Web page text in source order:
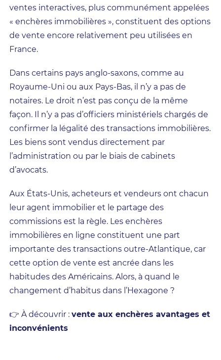
ventes interactives, plus communément appelées
« enchères immobilières », constituent des options
de vente encore relativement peu utilisées en
France.
Dans certains pays anglo-saxons, comme au
Royaume-Uni ou aux Pays-Bas, il n’y a pas de
notaires. Le droit n’est pas conçu de la même
façon. Il n’y a pas d’officiers ministériels chargés de
confirmer la légalité des transactions immobilières.
Les biens sont vendus directement par
l’administration ou par le biais de cabinets
d’avocats.
Aux États-Unis, acheteurs et vendeurs ont chacun
leur agent immobilier et le partage des
commissions est la règle. Les enchères
immobilières en ligne constituent une part
importante des transactions outre-Atlantique, car
cette option de vente est ancrée dans les
habitudes des Américains. Alors, à quand le
changement d’habitus dans l’Hexagone ?
👉 À découvrir : vente aux enchères avantages et
inconvénients